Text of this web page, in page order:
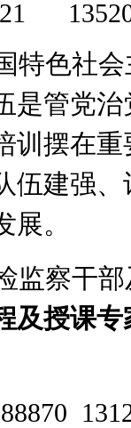
21
特色社
是管党
训摆在
伍建强
。
监察干
及授课专